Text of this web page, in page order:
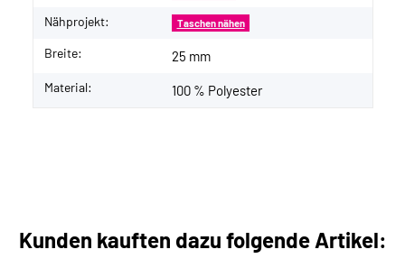
Nähprojekt: Taschen nähen
Breite: 25 mm
Material: 100 % Polyester
Kunden kauften dazu folgende Artikel: